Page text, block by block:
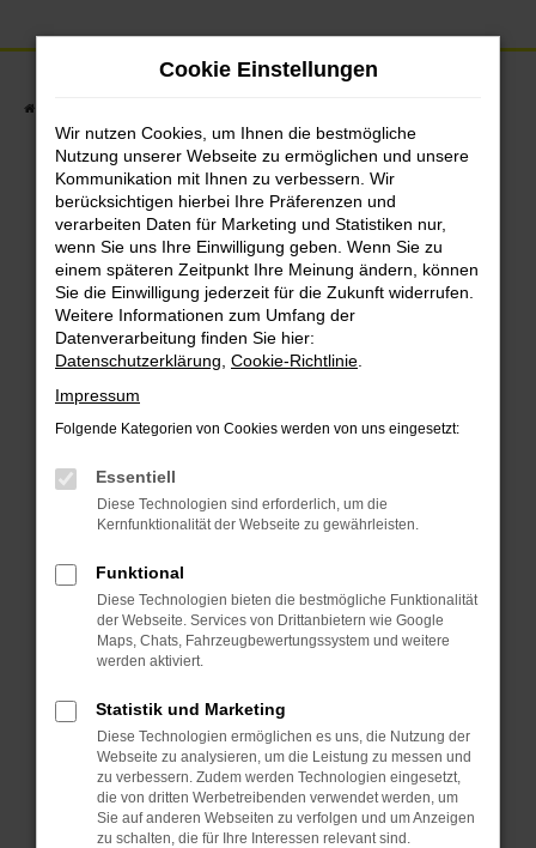
Zum
Hauptinhalt
Fehler: Network
Error
Beim Laden ist ein Fehler aufgetreten.
Hier sind ein paar Tipps, die dir helfen
können:
Überprüfe deine Firewall und deine
Internetverbindung.
Suchmaschine?
Prüfe deine Browsererweiterungen.
Manche Erweiterungen, wie Werbeblocker,
können das Laden bestimmter Seiten
anderen Browser oder in einem privaten
Fenster?
Starte dein Gerät neu.
Das kann manchmal helfen, vorübergehende
Probleme zu beheben.
Cookie Einstellungen
Wir nutzen Cookies, um Ihnen die bestmögliche
Nutzung unserer Webseite zu ermöglichen und unsere
Kommunikation mit Ihnen zu verbessern. Wir
berücksichtigen hierbei Ihre Präferenzen und
verarbeiten Daten für Marketing und Statistiken nur,
wenn Sie uns Ihre Einwilligung geben. Wenn Sie zu
einem späteren Zeitpunkt Ihre Meinung ändern, können
Sie die Einwilligung jederzeit für die Zukunft widerrufen.
Weitere Informationen zum Umfang der
Datenverarbeitung finden Sie hier:
Datenschutzerklärung Cookie-Richtlinie
Impressum
Folgende Kategorien von Cookies werden von uns eingesetzt:
Essentiell
Diese Technologien sind erforderlich, um die
Kernfunktionalität der Webseite zu gewährleisten.
Funktional
Diese Technologien bieten die bestmögliche Funktionalität
der Webseite. Services von Drittanbietern wie Google
Maps, Chats, Fahrzeugbewertungssystem und weitere
werden aktiviert.
Statistik und Marketing
Diese Technologien ermöglichen es uns, die Nutzung der
Webseite zu analysieren, um die Leistung zu messen und
zu verbessern. Zudem werden Technologien eingesetzt,
die von dritten Werbetreibenden verwendet werden, um
Sie auf anderen Webseiten zu verfolgen und um Anzeigen
zu schalten, die für Ihre Interessen relevant sind.